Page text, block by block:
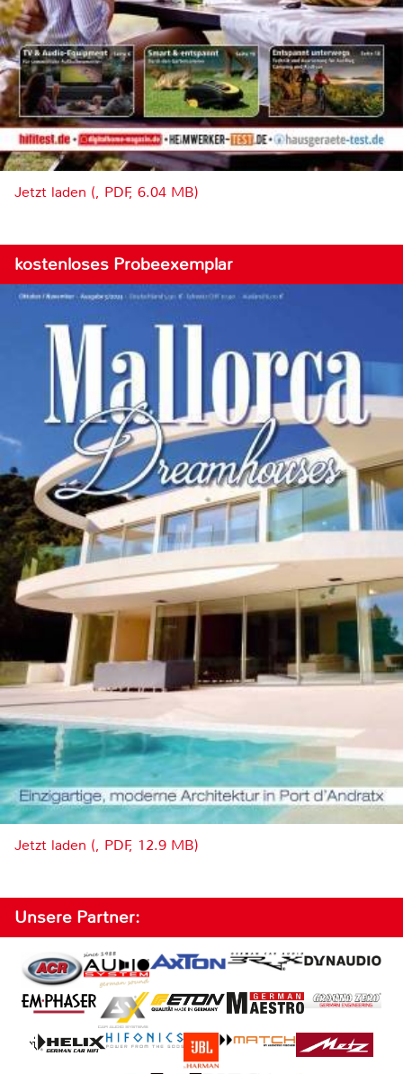
Jetzt laden (, PDF, 6.04 MB)
kostenloses Probeexemplar
Jetzt laden (, PDF, 12.9 MB)
Unsere Partner: